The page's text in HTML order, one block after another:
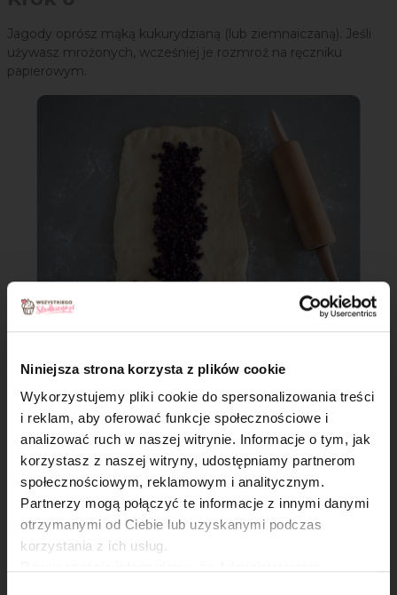
Niniejsza strona korzysta z plików cookie
Wykorzystujemy pliki cookie do spersonalizowania treści
i reklam, aby oferować funkcje społecznościowe i
analizować ruch w naszej witrynie. Informacje o tym, jak
korzystasz z naszej witryny, udostępniamy partnerom
społecznościowym, reklamowym i analitycznym.
Partnerzy mogą połączyć te informacje z innymi danymi
otrzymanymi od Ciebie lub uzyskanymi podczas
korzystania z ich usług.
Jagody oprósz mąką kukurydzianą (lub ziemnaiczaną). Jeśli
używasz mrożonych, wcześniej je rozmroź na ręczniku
papierowym.
Krok 7
Zwiń na zakładkę z lewej i prawej strony, przełóż na blachę do
pieczenia wyłożoną papierem do pieczenia. Odstaw do
ponownego wyrośnięcia.
×